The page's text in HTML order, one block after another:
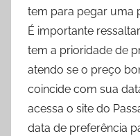
tem para pegar uma
É importante
tem a prioridade de
atendo se o preço
coincide com sua
acessa o site do
data de preferência